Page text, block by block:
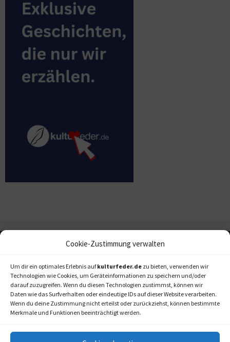
Cookie-Zustimmung verwalten
Um dir ein optimales Erlebnis aufkulturfeder.de zu bieten, verwenden wir
Technologien wie Cookies, um Geräteinformationen zu speichern und/oder
darauf zuzugreifen. Wenn du diesen Technologien zustimmst, können wir
Daten wie das Surfverhalten oder eindeutige IDs auf dieser Website verarbeiten.
Wenn du deine Zustimmung nicht erteilst oder zurückziehst, können bestimmte
Merkmale und Funktionen beeinträchtigt werden.